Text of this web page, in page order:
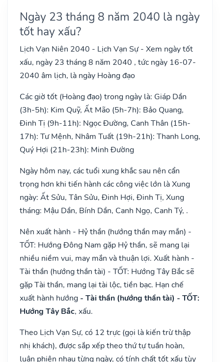
Ngày 23 tháng 8 năm 2040 là ngày
tốt hay xấu?
Lịch Vạn Niên 2040 - Lịch Vạn Sự - Xem ngày tốt
xấu, ngày 23 tháng 8 năm 2040 , tức ngày 16-07-
2040 âm lịch, là ngày Hoàng đạo
Các giờ tốt (Hoàng đạo) trong ngày là: Giáp Dần
(3h-5h): Kim Quỹ, Ất Mão (5h-7h): Bảo Quang,
Đinh Tị (9h-11h): Ngọc Đường, Canh Thân (15h-
17h): Tư Mệnh, Nhâm Tuất (19h-21h): Thanh Long,
Quý Hợi (21h-23h): Minh Đường
Ngày hôm nay, các tuổi xung khắc sau nên cẩn
trọng hơn khi tiến hành các công việc lớn là Xung
ngày: Ất Sửu, Tân Sửu, Đinh Hợi, Đinh Tị, Xung
tháng: Mậu Dần, Bính Dần, Canh Ngọ, Canh Tý, .
Nên xuất hành - Hỷ thần (hướng thần may mắn) -
TỐT: Hướng Đông Nam gặp Hỷ thần, sẽ mang lại
nhiều niềm vui, may mắn và thuận lợi. Xuất hành -
Tài thần (hướng thần tài) - TỐT: Hướng Tây Bắc sẽ
gặp Tài thần, mang lại tài lộc, tiền bạc. Hạn chế
xuất hành hướng - Tài thần (hướng thần tài) - TỐT:
Hướng Tây Bắc, xấu.
Theo Lịch Vạn Sự, có 12 trực (gọi là kiến trừ thập
nhị khách), được sắp xếp theo thứ tự tuần hoàn,
luân phiên nhau từng ngày, có tính chất tốt xấu tùy